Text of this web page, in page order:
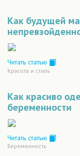
Как будущей
Читать статью
Красота и стиль
Как красиво
беременности
Читать статью
Беременность